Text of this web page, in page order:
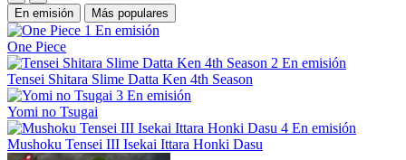
En emisión
Más populares
1 En emisión
One Piece
2 En emisión
Tensei Shitara Slime Datta Ken 4th Season
3 En emisión
Yomi no Tsugai
4 En emisión
Mushoku Tensei III Isekai Ittara Honki Dasu